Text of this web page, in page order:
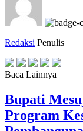
Redaksi Penulis
Baca Lainnya
Bupati
Program